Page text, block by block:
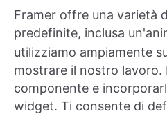
Framer offre una varietà
predefinite, inclusa
utilizziamo ampiamente
mostrare il nostro lavoro.
componente e
widget. Ti consente di